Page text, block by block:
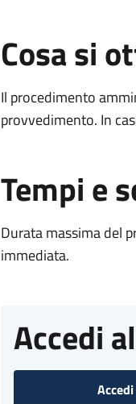
Cosa si
Il procedimento
provvedimento. In
Tempi e
Durata massima del
immediata.
Accedi